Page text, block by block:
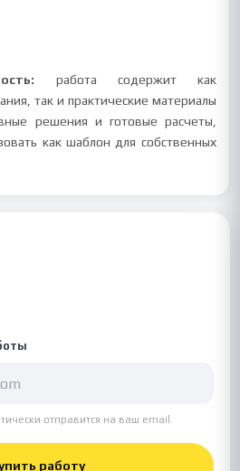
работа содержит как
так и практические материалы
решения и готовые расчеты,
как шаблон для собственных
отправится на ваш email.
работу